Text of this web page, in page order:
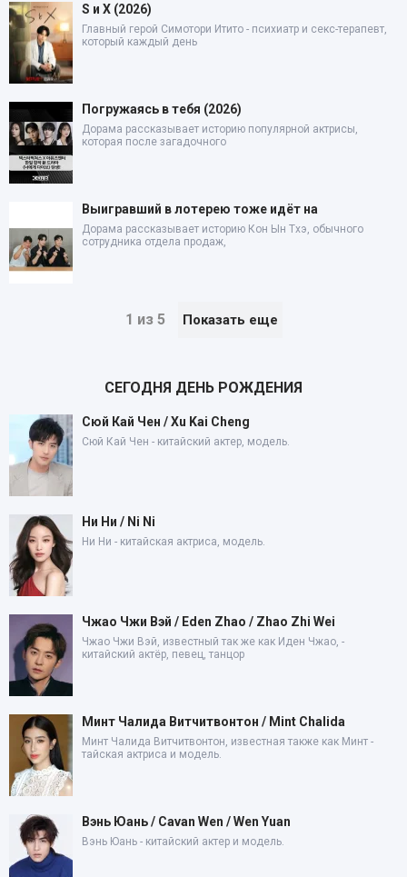
S и X (2026)
Главный герой Симотори Итито - психиатр и секс-терапевт,
который каждый день
Погружаясь в тебя (2026)
Дорама рассказывает историю популярной актрисы,
которая после загадочного
Выигравший в лотерею тоже идёт на
Дорама рассказывает историю Кон Ын Тхэ, обычного
сотрудника отдела продаж,
1 из 5 Показать еще
СЕГОДНЯ ДЕНЬ РОЖДЕНИЯ
Сюй Кай Чен / Xu Kai Cheng
Сюй Кай Чен - китайский актер, модель.
Ни Ни / Ni Ni
Ни Ни - китайская актриса, модель.
Чжао Чжи Вэй / Eden Zhao / Zhao Zhi Wei
Чжао Чжи Вэй, известный так же как Иден Чжао, -
китайский актёр, певец, танцор
Минт Чалида Витчитвонтон / Mint Chalida
Минт Чалида Витчитвонтон, известная также как Минт -
тайская актриса и модель.
Вэнь Юань / Cavan Wen / Wen Yuan
Вэнь Юань - китайский актер и модель.